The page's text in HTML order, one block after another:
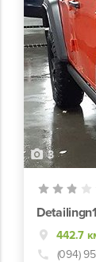
3
Detailingn1
442.7
(094)